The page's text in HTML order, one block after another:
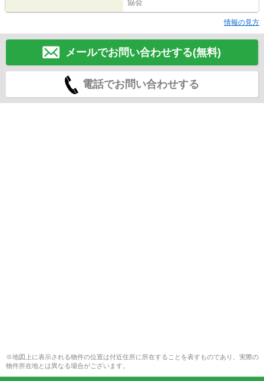
協会
情報の見方
メールでお問い合わせする(無料)
電話でお問い合わせする
※地図上に表示される物件の位置は付近住所に所在することを表すものであり、実際の
物件所在地とは異なる場合がございます。